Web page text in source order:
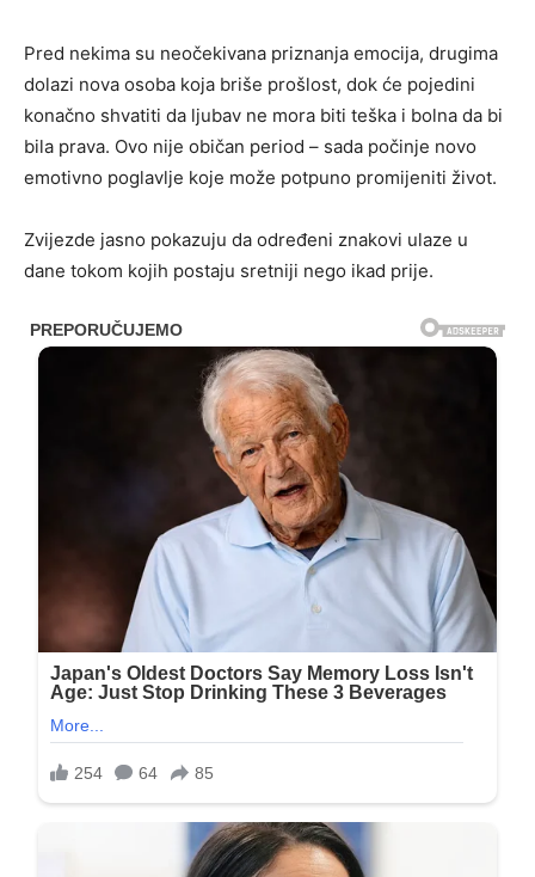
Pred nekima su neočekivana priznanja emocija, drugima
dolazi nova osoba koja briše prošlost, dok će pojedini
konačno shvatiti da ljubav ne mora biti teška i bolna da bi
bila prava. Ovo nije običan period – sada počinje novo
emotivno poglavlje koje može potpuno promijeniti život.
Zvijezde jasno pokazuju da određeni znakovi ulaze u
dane tokom kojih postaju sretniji nego ikad prije.